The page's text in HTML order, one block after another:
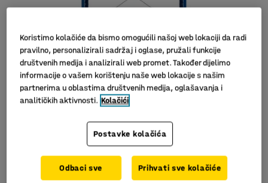
Široka ponuda dodataka
Površina otporna na ogrebotine
Podesive police
Koristimo kolačiće da bismo omogućili našoj web lokaciji da radi
pravilno, personalizirali sadržaj i oglase, pružali funkcije
društvenih medija i analizirali web promet. Također dijelimo
informacije o vašem korištenju naše web lokacije s našim
partnerima u oblastima društvenih medija, oglašavanja i
analitičkih aktivnosti. Kolačići
Postavke kolačića
Odbaci sve Prihvati sve kolačiće